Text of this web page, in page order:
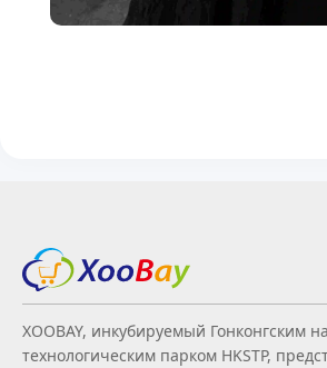
XOOBAY, инкубируемый Гонконгским
технологическим парком HKSTP,